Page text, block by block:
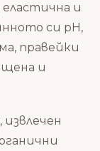
еластична и
си pH,
правейки
и